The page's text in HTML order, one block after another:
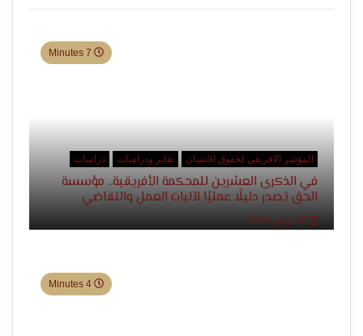
المؤشر الافريقي لحقوق الانسان تقاير ودراسات دراسات
في الذكرى العشرين للمحكمة الأفريقية.. مؤسسة
الحق تصدر دليلًا عمليًا لآليات العمل والتقاضي